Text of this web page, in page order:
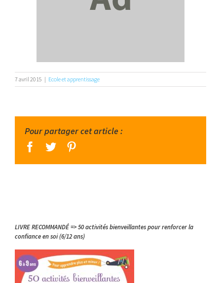
7 avril 2015 | Ecole et apprentissage
Pour partager cet article :
facebook
twitter
LIVRE RECOMMANDÉ => 50 activités bienveillantes pour renforcer la
confiance en soi (6/12 ans)